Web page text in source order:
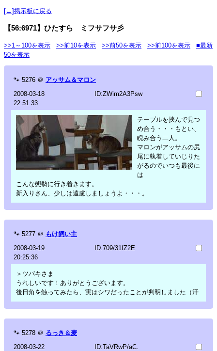
[←]掲示板に戻る
【56:6971】ひたすら ミフサフサ彡
>>1～100を表示 >>前10を表示 >>前50を表示 >>前100を表示
■最新
50を表示
🐾 5276 ＠ アッサム＆マロン
2008-03-18
22:51:33
ID:ZWim2A3Psw
テーブルを挟んで見つ
め合う・・・もとい、
睨み合う二人。
マロンがアッサムの尻
尾に執着していじりた
がるのでいつも最後に
は
こんな態勢に行き着きます。
新入りさん、少しは遠慮しましょうよ・・・。
🐾 5277 ＠ もけ飼い主
2008-03-19
20:25:36
ID:709/31fZ2E
＞ツバキさま
うれしいです！ありがとうございます。
後日角を触ってみたら、実はシワだったことが判明しました（汗
🐾 5278 ＠ るっき＆麦
2008-03-22
ID:TaVRwP/aC.